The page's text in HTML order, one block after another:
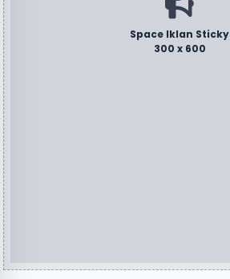
Space Iklan Sticky
300 x 600